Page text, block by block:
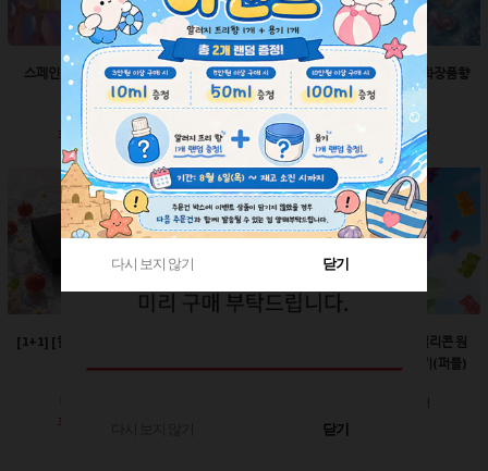
스페인산 향료-향수향
2ml
회원공개
스페인산 향료-비누향
2ml
회원공개
스페인산 향료-화장품향
2ml
회원공개
[1+1] [한정판매]매트블
회원공개
60ml-몬스터 실리콘 원
터치캡 튜브용기(퍼플)
회원공개
다시 보지 않기 닫기
다시 보지 않기 닫기
닫기